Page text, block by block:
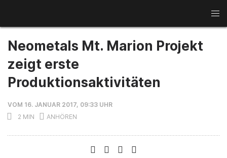
Aluminium
Rohstoffwochen
Neometals Mt. Marion Projekt
zeigt erste
Produktionsaktivitäten
VOM 16. JANUAR 2017, 09:33 UHR
2 MIN